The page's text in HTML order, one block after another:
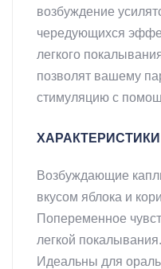
возбуждение
чередующихся
легкого
позволят вашему
стимуляцию с
ХАРАКТЕРИСТИКИ
Возбуждающие
вкусом яблока и
Попеременное
легкой покалывания.
Идеальны для